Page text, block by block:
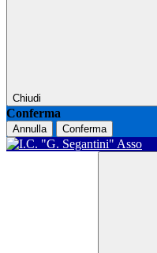
Chiudi
Conferma
Annulla Conferma